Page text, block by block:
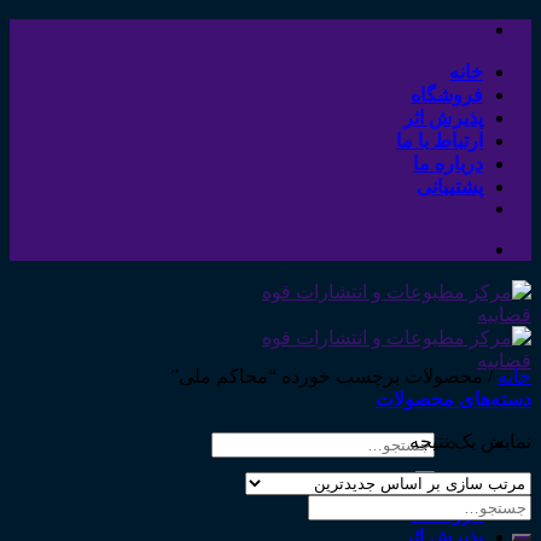
Skip
contentخانه
فروشگاه
پذیرش اثر
ارتباط با ما
درباره ما
پشتیبانی
جستجو
خانه
فروشگاه
پذیرش اثر
خانه /محصولات برچسب خورده “محاکم ملی”
دسته‌های محصولات
نمایش یک نتیجه
جستجو